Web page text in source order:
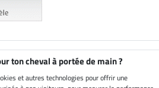
ton cheval à portée de main ?
et autres technologies pour offrir une